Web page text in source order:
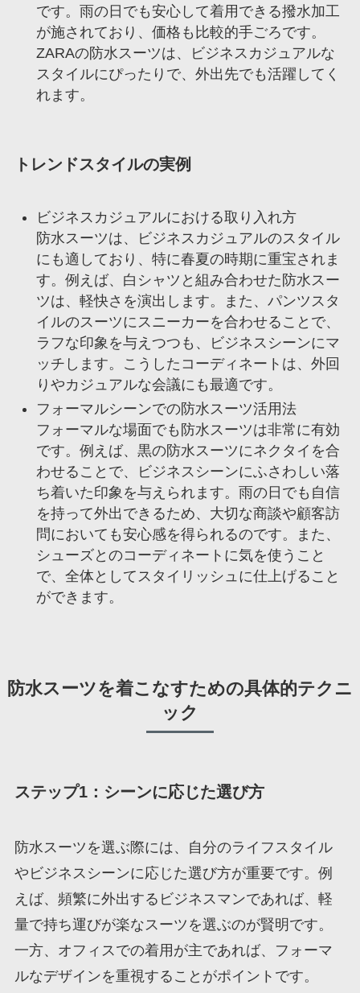
です。雨の日でも安心して着用できる撥水加工
が施されており、価格も比較的手ごろです。
ZARAの防水スーツは、ビジネスカジュアルな
スタイルにぴったりで、外出先でも活躍してく
れます。
トレンドスタイルの実例
ビジネスカジュアルにおける取り入れ方
防水スーツは、ビジネスカジュアルのスタイル
にも適しており、特に春夏の時期に重宝されま
す。例えば、白シャツと組み合わせた防水スー
ツは、軽快さを演出します。また、パンツスタ
イルのスーツにスニーカーを合わせることで、
ラフな印象を与えつつも、ビジネスシーンにマ
ッチします。こうしたコーディネートは、外回
りやカジュアルな会議にも最適です。
フォーマルシーンでの防水スーツ活用法
フォーマルな場面でも防水スーツは非常に有効
です。例えば、黒の防水スーツにネクタイを合
わせることで、ビジネスシーンにふさわしい落
ち着いた印象を与えられます。雨の日でも自信
を持って外出できるため、大切な商談や顧客訪
問においても安心感を得られるのです。また、
シューズとのコーディネートに気を使うこと
で、全体としてスタイリッシュに仕上げること
ができます。
防水スーツを着こなすための具体的テクニ
ック
ステップ1：シーンに応じた選び方
防水スーツを選ぶ際には、自分のライフスタイル
やビジネスシーンに応じた選び方が重要です。例
えば、頻繁に外出するビジネスマンであれば、軽
量で持ち運びが楽なスーツを選ぶのが賢明です。
一方、オフィスでの着用が主であれば、フォーマ
ルなデザインを重視することがポイントです。